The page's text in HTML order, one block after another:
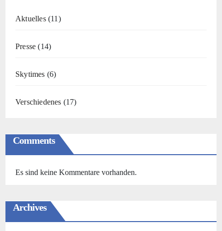
Aktuelles(11)
Presse (14)
Skytimes (6)
Verschiedenes (17)
Comments
Es sind keine Kommentare vorhanden.
Archives